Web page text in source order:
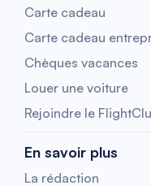
Carte cadeau
Carte cadeau
Chèques vacances
Louer une voiture
Rejoindre le
En savoir plus
La rédaction